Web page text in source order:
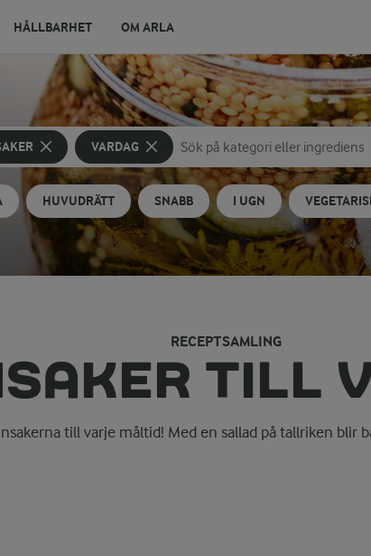
HÅLLBARHET OM ARLA
VARDAG
Sök på kategori eller ingrediens
Skriv in sökord för att få förslag
HUVUDRÄTT SNABB I UGN
RECEPTSAMLING
TILL
till varje måltid! Med en sallad på tallriken blir